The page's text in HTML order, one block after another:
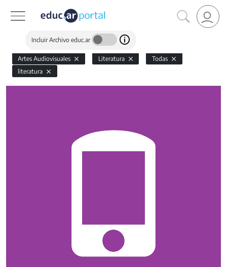
Incluir Archivo educ.ar
Artes Audiovisuales Literatura
Todas
literatura